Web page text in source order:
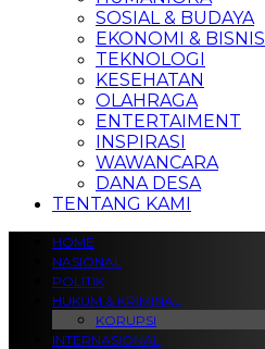
SOSIAL & BUDAYA
EKONOMI & BISNIS
TEKNOLOGI
KESEHATAN
OLAHRAGA
ENTERTAIMENT
INSPIRASI
WAWANCARA
DANA DESA
TENTANG KAMI
HOME
NASIONAL
POLITIK
HUKUM & KRIMINAL
KORUPSI
INTERNASIONAL